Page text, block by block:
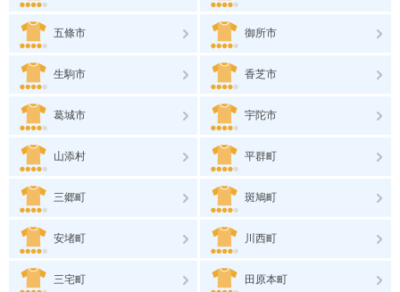
五條市 御所市
生駒市 香芝市
葛城市 宇陀市
山添村 平群町
三郷町 斑鳩町
安堵町 川西町
三宅町 田原本町